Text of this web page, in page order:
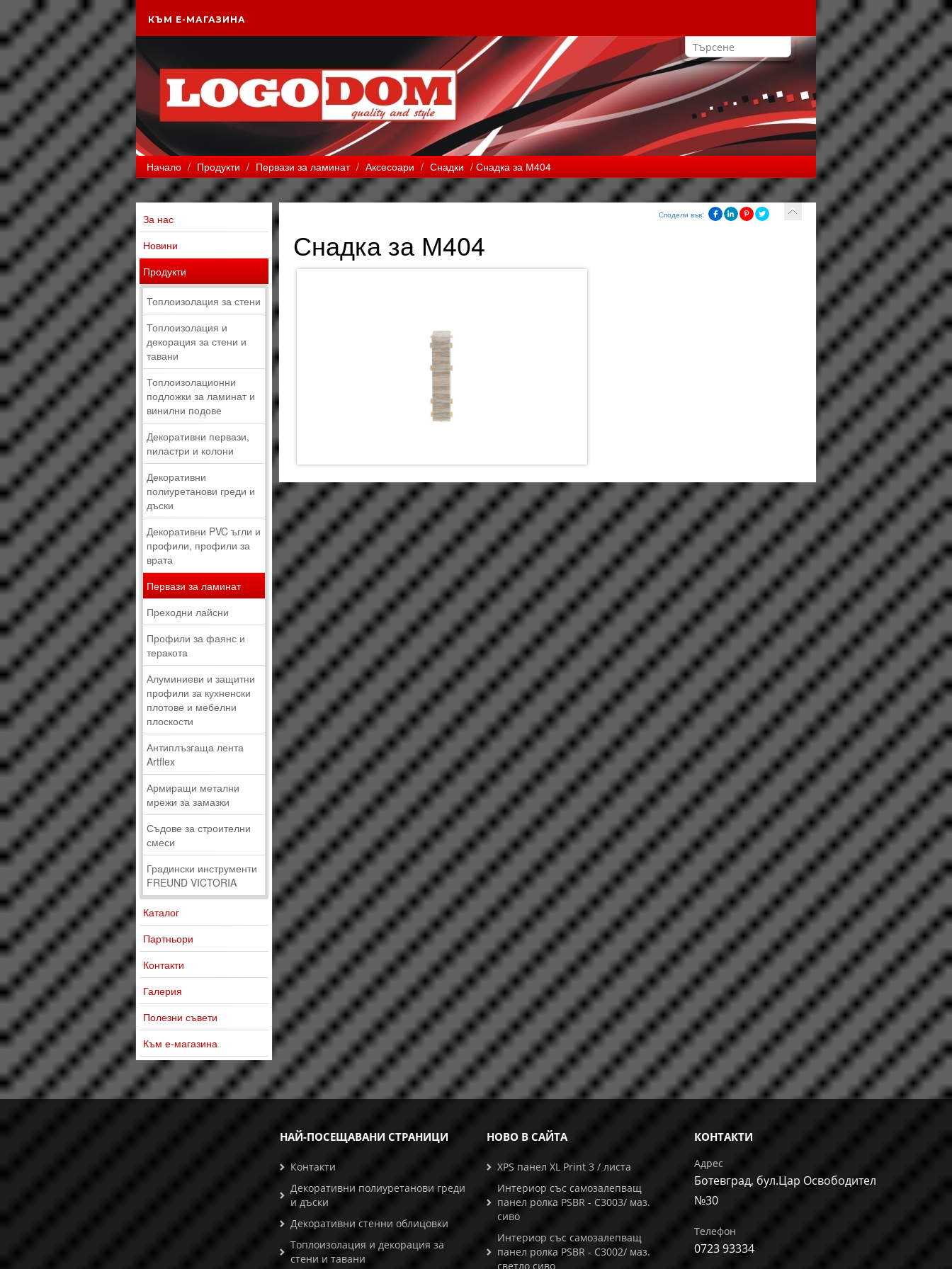
КЪМ Е-МАГАЗИНА
Начало / Продукти / Первази за ламинат / Аксесоари / Снадки / Снадка за М404
За нас
Новини
Продукти
Топлоизолация за стени
Топлоизолация и
декорация за стени и
тавани
Топлоизолационни
подложки за ламинат и
винилни подове
Декоративни первази,
пиластри и колони
Декоративни
полиуретанови греди и
дъски
Декоративни PVC ъгли и
профили, профили за
врата
Первази за ламинат
Преходни лайсни
Профили за фаянс и
теракота
Алуминиеви и защитни
профили за кухненски
плотове и мебелни
плоскости
Антиплъзгаща лента
Artflex
Армиращи метални
мрежи за замазки
Съдове за строителни
смеси
Градински инструменти
FREUND VICTORIA
Каталог
Партньори
Контакти
Галерия
Полезни съвети
Към е-магазина
Сподели във:
Снадка за М404
НАЙ-ПОСЕЩАВАНИ СТРАНИЦИ
Контакти
Декоративни полиуретанови греди
и дъски
Декоративни стенни облицовки
Топлоизолация и декорация за
стени и тавани
НОВО В САЙТА
XPS панел XL Print 3 / листа
Интериор със самозалепващ
панел ролка PSBR - C3003/ маз.
сиво
Интериор със самозалепващ
панел ролка PSBR - C3002/ маз.
светло сиво
КОНТАКТИ
Адрес
Ботевград, бул.Цар Освободител
№30
Телефон
0723 93334